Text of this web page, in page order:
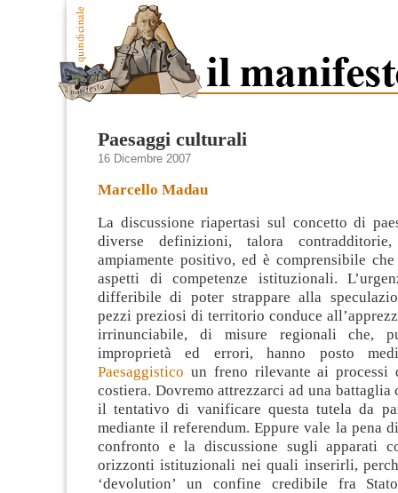
Paesaggi culturali
16 Dicembre 2007
Marcello Madau
La discussione riapertasi sul concetto di
diverse definizioni, talora
ampiamente positivo, ed è comprensibile
aspetti di competenze istituzionali.
differibile di poter strappare alla
pezzi preziosi di territorio conduce
irrinunciabile, di misure regionali che,
improprietà ed errori, hanno posto
Paesaggistico un freno rilevante ai processi
costiera. Dovremo attrezzarci ad una battaglia
il tentativo di vanificare questa tutela da
mediante il referendum. Eppure vale la pena
confronto e la discussione sugli apparati
orizzonti istituzionali nei quali inserirli,
‘devolution’ un confine credibile fra